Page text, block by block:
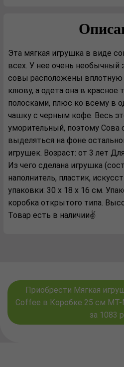
Эта мягкая игрушка в виде
всех. У нее очень необычный
совы расположены
клюву, а одета она в красное
полосками, плюс ко всему в
чашку с черным кофе. Весь
уморительный, поэтому Сова
выделяться на фоне
игрушек. Возраст: от 3 лет
Из чего сделана игрушка
наполнитель, пластик,
упаковки: 30 х 18 х 16 см.
коробка открытого типа.
Товар есть в наличии✌️
Приобрести Мягкая
Coffee в Коробке 25 см MT-
за 1083